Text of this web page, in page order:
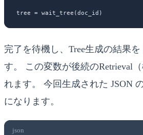
tree = wait_tree(doc_id)
完了を待機し、Tree生成の結果を
す。 この変数が後続のRetrieval
れます。 今回生成された JSON
になります。
json